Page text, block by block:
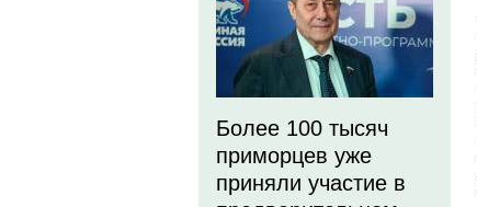
Более 100 тысяч
приморцев уже
приняли участие в